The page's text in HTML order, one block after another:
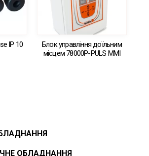
IP 10
Блок управління доїльним
місцем 78000Р-PULS MMI
ОБЛАДНАННЯ